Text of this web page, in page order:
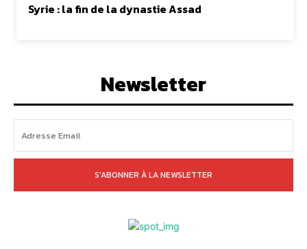
Syrie : la fin de la dynastie Assad
Newsletter
S'ABONNER À LA NEWSLETTER